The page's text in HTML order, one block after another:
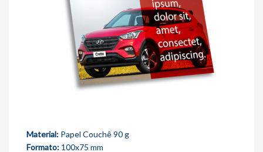
Material: Papel Couchê 90 g
Formato: 100x75 mm